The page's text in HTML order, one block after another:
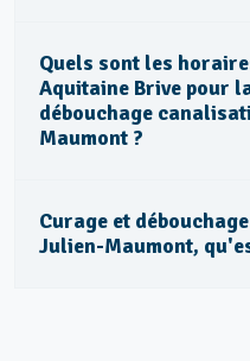
Quels sont les
Aquitaine Brive pour
débouchage
Maumont ?
Curage et
Julien-Maumont,